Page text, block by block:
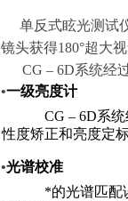
单反式眩光测试
镜头获得180°超大
CG – 6D系统经过
•一级亮度计
CG – 6D系
性度矫正和亮度定
•光谱校准
*的光谱匹配